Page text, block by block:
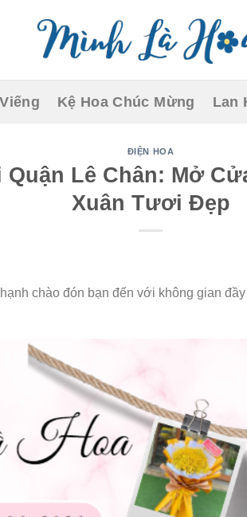
Kệ Hoa Chúc Mừng Lan
ĐIỆN HOA
Lê Chân: Mở
Xuân Tươi Đẹp
chào đón bạn đến với không gian